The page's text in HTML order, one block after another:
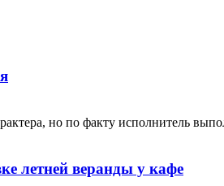
но по факту исполнитель
летней веранды у кафе